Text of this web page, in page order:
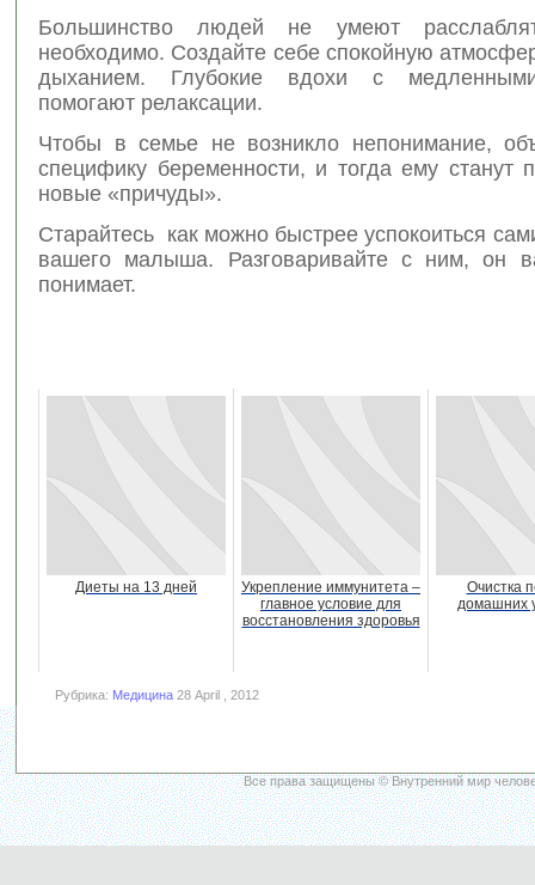
Большинство людей не умеют
необходимо. Создайте себе спокойную
дыханием. Глубокие вдохи с
помогают релаксации.
Чтобы в семье не возникло непонимание,
специфику беременности, и тогда ему станут
новые «причуды».
Старайтесь как можно быстрее успокоиться
вашего малыша. Разговаривайте с ним, он
понимает.
Диеты на 13 дней
Укрепление иммунитета –
главное условие для
восстановления здоровья
Очистка
домашних
Рубрика: Медицина 28 April , 2012
Все права защищены © Внутренний мир